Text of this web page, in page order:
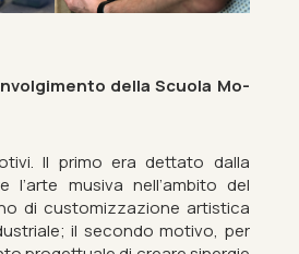
della Scuola Mo­
Il primo era dettato dalla
l’arte mu­siva nell’am­bito del
di cus­tom­izza­zione artist­ica
il secondo motivo, per